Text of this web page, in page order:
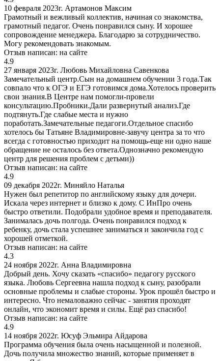
10 февраля 2023г. Артамонов Максим
Грамотный и вежливый коллектив, начиная со знакомства,
грамотный педагог. Очень понравился сыну. И хорошее
сопровождение менеджера. Благодарю за сотрудничество.
Могу рекомендовать знакомым.
Отзыв написан: на сайте
4.9
27 января 2023г. Любовь Михайловна Савенкова
Замечательный центр.Сын на домашнем обучении 3 года.Так
совпало что к ОГЭ и ЕГЭ готовимся дома.Хотелось проверить
свои знания.В Центре нам помогли-провели
консультацию.Пробники.Дали развернутый анализ.Где
подтянуть.Где слабые места и нужно
поработать.Замечательные педагоги.Отдельное спасибо
хотелось бы Татьяне Владимировне-завучу центра за то что
всегда с готовностью приходит на помощь-еще ни одно наше
обращение не осталось без ответа.Однозначно рекомендую
центр для решения проблем с детьми))
Отзыв написан: на сайте
4.9
09 декабря 2022г. Миняйло Наталья
Нужен был репетитор по английскому языку для дочери.
Искала через интернет и близко к дому. С ИнПро очень
быстро ответили. Подобрали удобное время и преподавателя.
Занималась дочь полгода. Очень понравился подход к
ребенку, дочь стала успешнее заниматься и закончила год с
хорошей отметкой.
Отзыв написан: на сайте
4.3
24 ноября 2022г. Анна Владимировна
Добрый день. Хочу сказать «спасибо» педагогу русского
языка. Любовь Сергеевна нашла подход к сыну, разобрали
основные проблемы и слабые стороны. Урок прошёл быстро и
интересно. Что немаловажно сейчас - занятия проходят
онлайн, что экономит время и силы. Ещё раз спасибо!
Отзыв написан: на сайте
4.9
14 ноября 2022г. Юсуф Эльмира Айдарова
Программа обучения была очень насыщенной и полезной.
Дочь получила множество знаний, которые применяет в